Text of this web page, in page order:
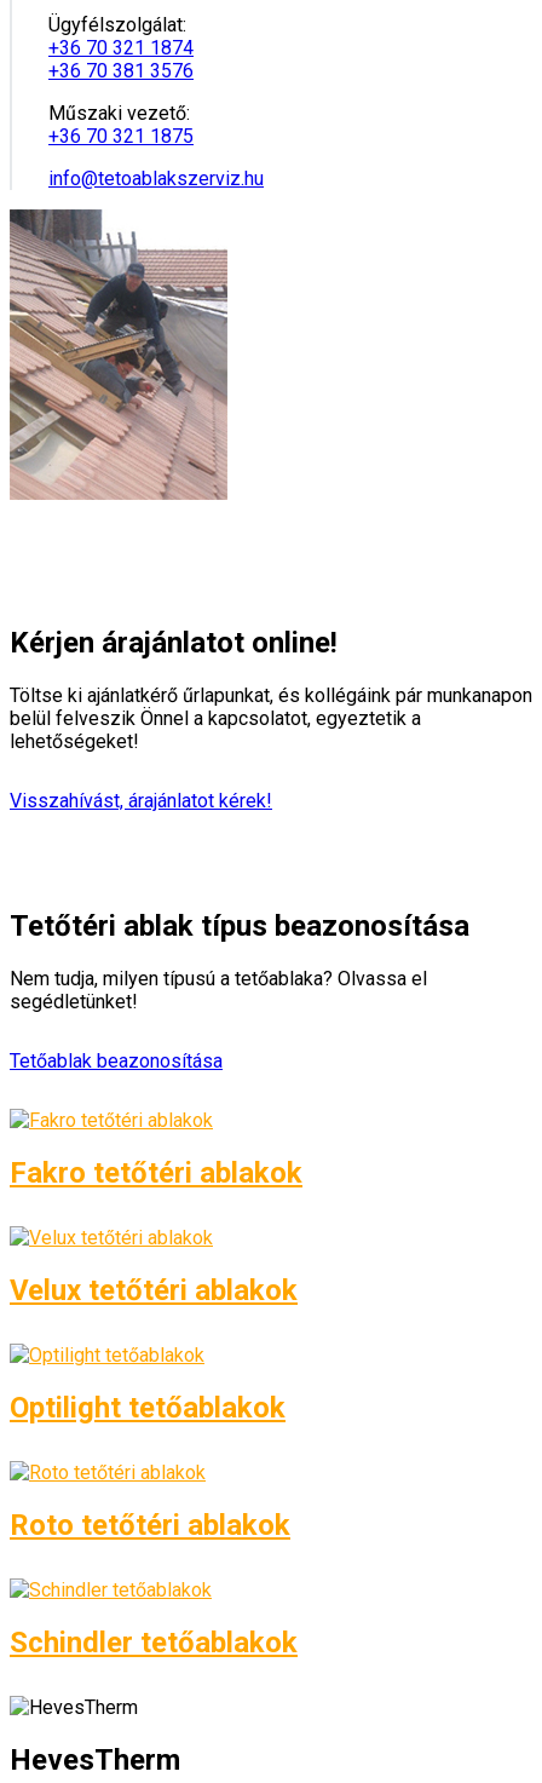
Ügyfélszolgálat:
+36 70 321 1874
+36 70 381 3576
Műszaki vezető:
+36 70 321 1875
info@tetoablakszerviz.hu
Kérjen árajánlatot online!
Töltse ki ajánlatkérő űrlapunkat, és kollégáink pár munkanapon
belül felveszik Önnel a kapcsolatot, egyeztetik a
lehetőségeket!
Visszahívást, árajánlatot kérek!
Tetőtéri ablak típus beazonosítása
Nem tudja, milyen típusú a tetőablaka? Olvassa el
segédletünket!
Tetőablak beazonosítása
Fakro tetőtéri ablakok
Velux tetőtéri ablakok
Optilight tetőablakok
Roto tetőtéri ablakok
Schindler tetőablakok
HevesTherm